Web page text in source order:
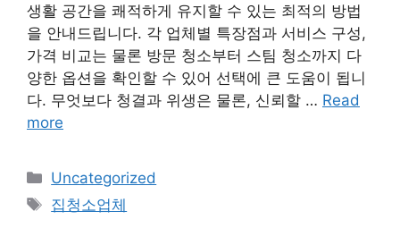
생활 공간을 쾌적하게 유지할 수 있는 최적의 방법
을 안내드립니다. 각 업체별 특장점과 서비스 구성,
가격 비교는 물론 방문 청소부터 스팀 청소까지 다
양한 옵션을 확인할 수 있어 선택에 큰 도움이 됩니
다. 무엇보다 청결과 위생은 물론, 신뢰할 … Read
more
Categories
Uncategorized
Tags
집청소업체